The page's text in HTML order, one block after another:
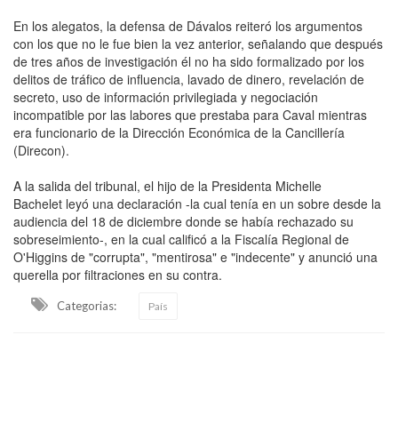
En los alegatos, la defensa de Dávalos reiteró los argumentos
con los que no le fue bien la vez anterior, señalando que después
de tres años de investigación él no ha sido formalizado por los
delitos de tráfico de influencia, lavado de dinero, revelación de
secreto, uso de información privilegiada y negociación
incompatible por las labores que prestaba para Caval mientras
era funcionario de la Dirección Económica de la Cancillería
(Direcon).
A la salida del tribunal, el hijo de la Presidenta Michelle
Bachelet leyó una declaración -la cual tenía en un sobre desde la
audiencia del 18 de diciembre donde se había rechazado su
sobreseimiento-, en la cual calificó a la Fiscalía Regional de
O'Higgins de "corrupta", "mentirosa" e "indecente" y anunció una
querella por filtraciones en su contra.
Categorias: País